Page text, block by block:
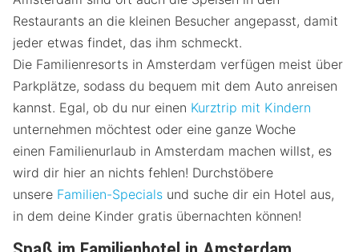
Restaurants an die kleinen Besucher angepasst, damit
jeder etwas findet, das ihm schmeckt.
Die Familienresorts in Amsterdam verfügen meist über
Parkplätze, sodass du bequem mit dem Auto anreisen
kannst. Egal, ob du nur einen Kurztrip mit Kindern
unternehmen möchtest oder eine ganze Woche
einen Familienurlaub in Amsterdam machen willst, es
wird dir hier an nichts fehlen! Durchstöbere
unsere Familien-Specials und suche dir ein Hotel aus,
in dem deine Kinder gratis übernachten können!